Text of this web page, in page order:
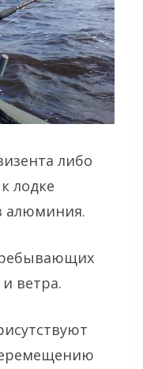
либо
лодке
алюминия.
ветра.